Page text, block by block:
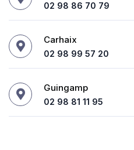
02 98 86 70 79
Carhaix
02 98 99 57 20
Guingamp
02 98 81 11 95